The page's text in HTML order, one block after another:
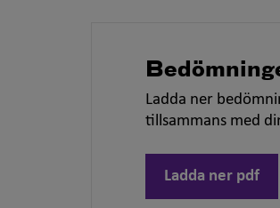
Ladda ner
tillsammans med
Ladda ner pdf